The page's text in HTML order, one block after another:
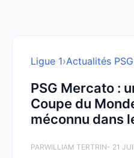
Ligue 1›Actualités PSG
PSG Mercato :
Coupe du
méconnu dans
PARWILLIAM TERTRIN- 21